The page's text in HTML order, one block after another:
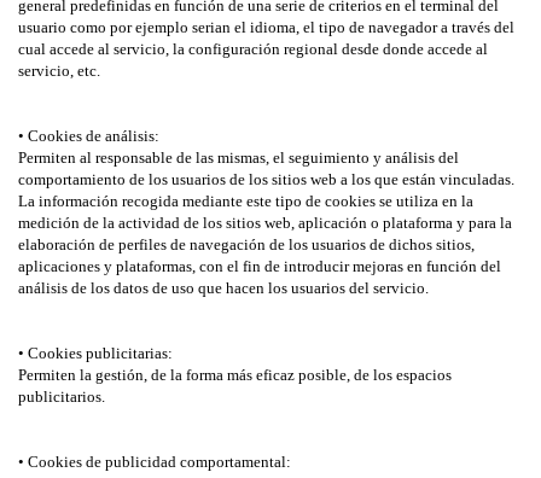
general predefinidas en función de una serie de criterios en el terminal del
usuario como por ejemplo serian el idioma, el tipo de navegador a través del
cual accede al servicio, la configuración regional desde donde accede al
servicio, etc.
• Cookies de análisis:
Permiten al responsable de las mismas, el seguimiento y análisis del
comportamiento de los usuarios de los sitios web a los que están vinculadas.
La información recogida mediante este tipo de cookies se utiliza en la
medición de la actividad de los sitios web, aplicación o plataforma y para la
elaboración de perfiles de navegación de los usuarios de dichos sitios,
aplicaciones y plataformas, con el fin de introducir mejoras en función del
análisis de los datos de uso que hacen los usuarios del servicio.
• Cookies publicitarias:
Permiten la gestión, de la forma más eficaz posible, de los espacios
publicitarios.
• Cookies de publicidad comportamental: